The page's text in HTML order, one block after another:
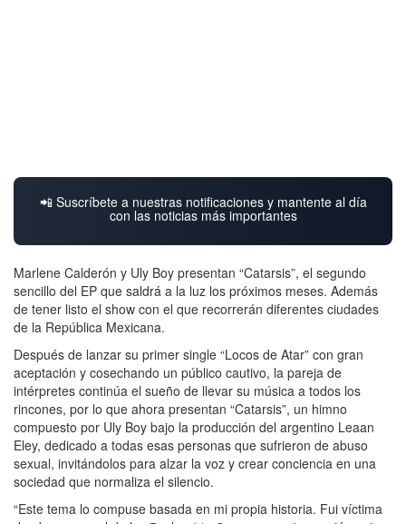
📲 Suscríbete a nuestras notificaciones y mantente al día
con las noticias más importantes
Marlene Calderón y Uly Boy presentan “Catarsis”, el segundo
sencillo del EP que saldrá a la luz los próximos meses. Además
de tener listo el show con el que recorrerán diferentes ciudades
de la República Mexicana.
Después de lanzar su primer single “Locos de Atar” con gran
aceptación y cosechando un público cautivo, la pareja de
intérpretes continúa el sueño de llevar su música a todos los
rincones, por lo que ahora presentan “Catarsis”, un himno
compuesto por Uly Boy bajo la producción del argentino Leaan
Eley, dedicado a todas esas personas que sufrieron de abuso
sexual, invitándolos para alzar la voz y crear conciencia en una
sociedad que normaliza el silencio.
“Este tema lo compuse basada en mi propia historia. Fui víctima